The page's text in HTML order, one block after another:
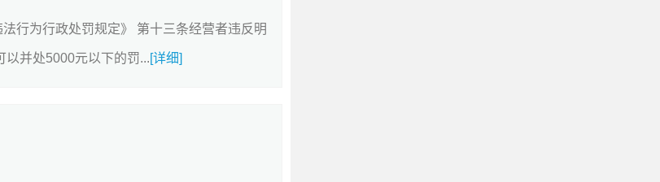
行为行政处罚规定》 第十三条经营者违反明
并处5000元以下的罚...[详细]